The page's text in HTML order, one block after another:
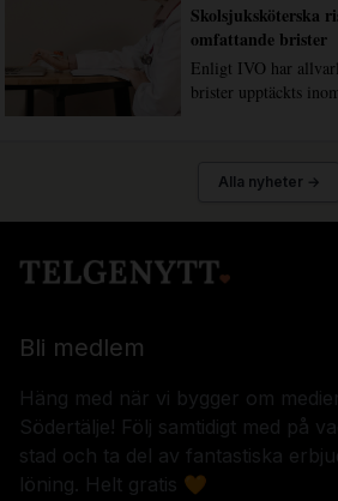
Skolsjuksköterska
omfattande brister
Enligt IVO har
brister upptäckts
Alla nyheter →
Bli medlem
Häng med när vi bygger om
Södertälje! Följ samtidigt med på
stad och ta del av fantastiska
löning. Helt gratis 🧡